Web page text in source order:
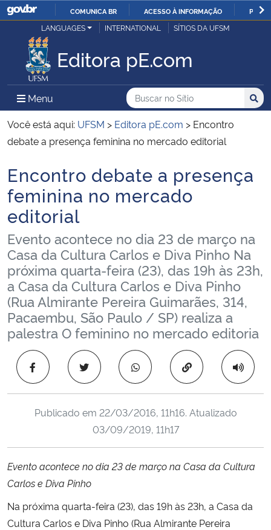
IR
O
COMUNICA BR ACESSO À INFORMAÇÃO
Ministério da Justiça e Segurança Pública
Ministério da Defesa
Ministério das Relações Exteriores
Ministério da Infraestrutura
Ministério da Agricultura, Pecuária e Abastecimento
Ministério da Educação
Ministério da Cidadania
Ministério da Saúde
Ministério de Minas e Energia
Ministério da Ciência, Tecnologia, Inovações e Comunicações
Ministério do Meio Ambiente
Ministério do Desenvolvimento Regional
Controladoria-Geral da União
LANGUAGES INTERNATIONAL SÍTIOS DA UFSM
Editora pE.com
Menu Menu Principal do Sítio
Busca
Buscar no no Sítio
Busca:
Você está aqui: UFSM > Editora pE.com > Encontro
debate a presença feminina no mercado editorial
Início do conteúdo
Encontro debate a presença
feminina no mercado
editorial
Evento acontece no dia 23 de março na
Casa da Cultura Carlos e Diva Pinho Na
próxima quarta-feira (23), das 19h às 23h,
a Casa da Cultura Carlos e Diva Pinho
(Rua Almirante Pereira Guimarães, 314,
Pacaembu, São Paulo / SP) realiza a
palestra O feminino no mercado editoria
Copiar para área
Publicado em 22/03/2016, 11h16. Atualizado
03/09/2019, 11h17
Evento acontece no dia 23 de março na Casa da Cultura
Carlos e Diva Pinho
Na próxima quarta-feira (23), das 19h às 23h, a Casa da
Cultura Carlos e Diva Pinho (Rua Almirante Pereira